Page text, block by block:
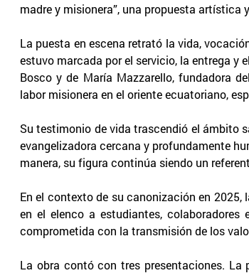
madre y misionera”, una propuesta
La puesta en escena retrató la vida,
estuvo marcada por el servicio, la entrega y
Bosco y de María Mazzarello, fundadora
labor misionera en el oriente ecuatoriano,
Su testimonio de vida trascendió el ámbito
evangelizadora cercana y profundamente
manera, su figura continúa siendo un
En el contexto de su canonización en
en el elenco a estudiantes,
comprometida con la transmisión de los
La obra contó con tres presentaciones.